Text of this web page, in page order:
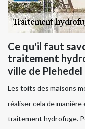
Ce qu'il faut
traitement
ville de
Les toits des maisons
réaliser cela de
traitement hydrofuge.